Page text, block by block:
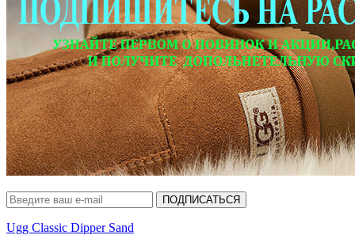
ПОДПИСАТЬСЯ
Ugg Classic Dipper Sand